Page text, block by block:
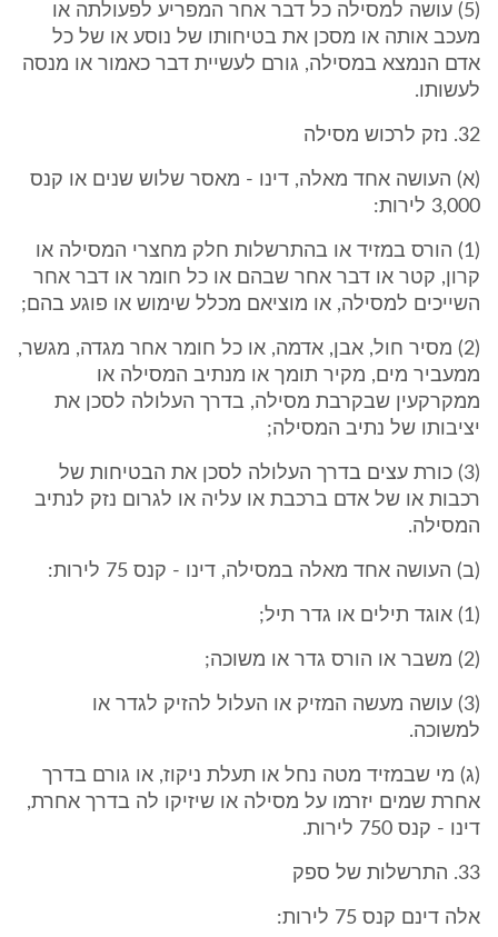
(5) עושה למסילה כל דבר אחר המפריע לפעולתה או
מעכב אותה או מסכן את בטיחותו של נוסע או של כל
אדם הנמצא במסילה, גורם לעשיית דבר כאמור או מנסה
לעשותו.
32. נזק לרכוש מסילה
(א) העושה אחד מאלה, דינו - מאסר שלוש שנים או קנס
3,000 לירות:
(1) הורס במזיד או בהתרשלות חלק מחצרי המסילה או
קרון, קטר או דבר אחר שבהם או כל חומר או דבר אחר
השייכים למסילה, או מוציאם מכלל שימוש או פוגע בהם;
(2) מסיר חול, אבן, אדמה, או כל חומר אחר מגדה, מגשר,
ממעביר מים, מקיר תומך או מנתיב המסילה או
ממקרקעין שבקרבת מסילה, בדרך העלולה לסכן את
יציבותו של נתיב המסילה;
(3) כורת עצים בדרך העלולה לסכן את הבטיחות של
רכבות או של אדם ברכבת או עליה או לגרום נזק לנתיב
המסילה.
(ב) העושה אחד מאלה במסילה, דינו - קנס 75 לירות:
(1) אוגד תילים או גדר תיל;
(2) משבר או הורס גדר או משוכה;
(3) עושה מעשה המזיק או העלול להזיק לגדר או
למשוכה.
(ג) מי שבמזיד מטה נחל או תעלת ניקוז, או גורם בדרך
אחרת שמים יזרמו על מסילה או שיזיקו לה בדרך אחרת,
דינו - קנס 750 לירות.
33. התרשלות של ספק
אלה דינם קנס 75 לירות: